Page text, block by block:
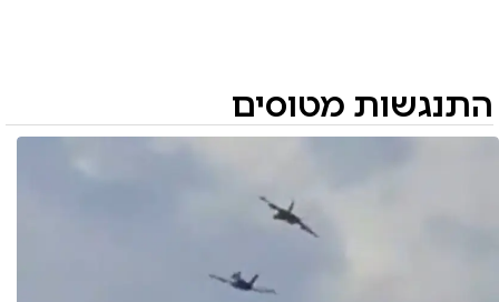
התנגשות מטוסים